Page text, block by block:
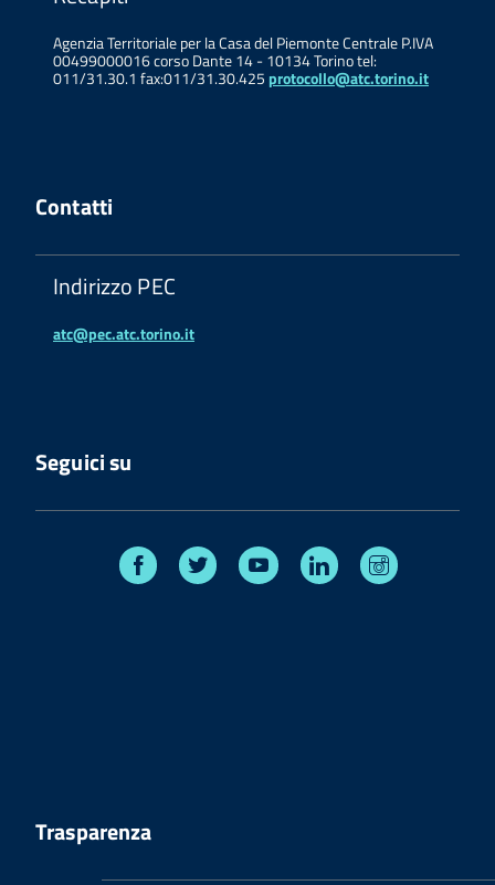
Agenzia Territoriale per la Casa del Piemonte Centrale P.IVA
00499000016 corso Dante 14 - 10134 Torino tel:
011/31.30.1 fax:011/31.30.425 protocollo@atc.torino.it
Contatti
Indirizzo PEC
atc@pec.atc.torino.it
Seguici su
Facebook Twitter Youtube Linkedin
Trasparenza